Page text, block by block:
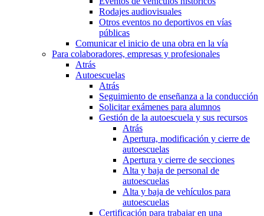
Rodajes audiovisuales
Otros eventos no deportivos en vías
públicas
Comunicar el inicio de una obra en la vía
Para colaboradores, empresas y profesionales
Atrás
Autoescuelas
Atrás
Seguimiento de enseñanza a la conducción
Solicitar exámenes para alumnos
Gestión de la autoescuela y sus recursos
Atrás
Apertura, modificación y cierre de
autoescuelas
Apertura y cierre de secciones
Alta y baja de personal de
autoescuelas
Alta y baja de vehículos para
autoescuelas
Certificación para trabajar en una